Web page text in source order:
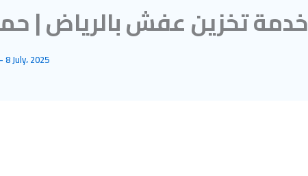
خدمة تخزين عفش بالرياض |
-8 July، 2025